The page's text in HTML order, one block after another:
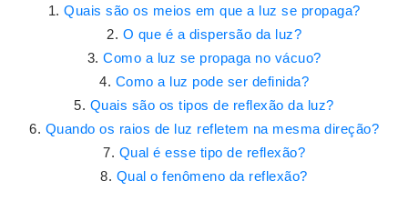
Quais são os meios em que a luz se propaga?
O que é a dispersão da luz?
Como a luz se propaga no vácuo?
Como a luz pode ser definida?
Quais são os tipos de reflexão da luz?
Quando os raios de luz refletem na mesma direção?
Qual é esse tipo de reflexão?
Qual o fenômeno da reflexão?